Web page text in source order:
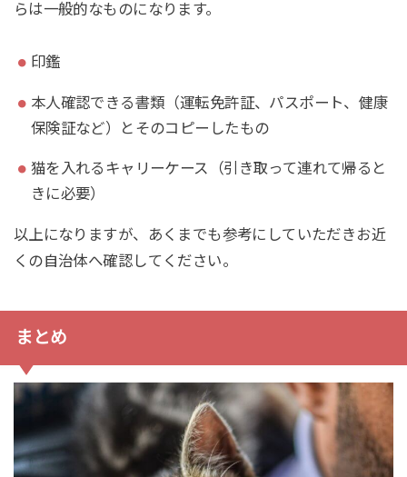
らは一般的なものになります。
印鑑
本人確認できる書類（運転免許証、パスポート、健康
保険証など）とそのコピーしたもの
猫を入れるキャリーケース（引き取って連れて帰ると
きに必要）
以上になりますが、あくまでも参考にしていただきお近
くの自治体へ確認してください。
まとめ